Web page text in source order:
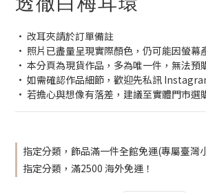
• 改耳夾請於訂單備註
• 照片已盡量呈現實際顏色，仍可能因螢幕
• 本分頁為現貨作品，多為唯一件，無法預
• 如需確認作品細節，歡迎先私訊
• 若擔心與想像有落差，建議至實體門市選
指定分類，飾品滿一件全館免運(專屬臺
指定分類，滿2500 海外免運！